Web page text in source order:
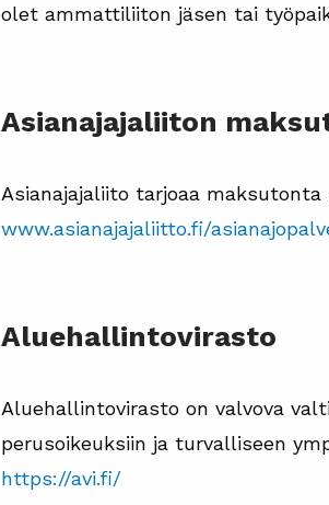
olet ammattiliiton jäsen tai
Asianajajaliiton
Asianajajaliito tarjoaa maksutonta
www.asianajajaliitto.fi/
Aluehallintovirasto
Aluehallintovirasto on valvova
perusoikeuksiin ja turvalliseen
https://avi.fi/